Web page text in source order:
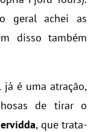
geral achei as
disso também
é uma atração,
de tirar o
, que trata-